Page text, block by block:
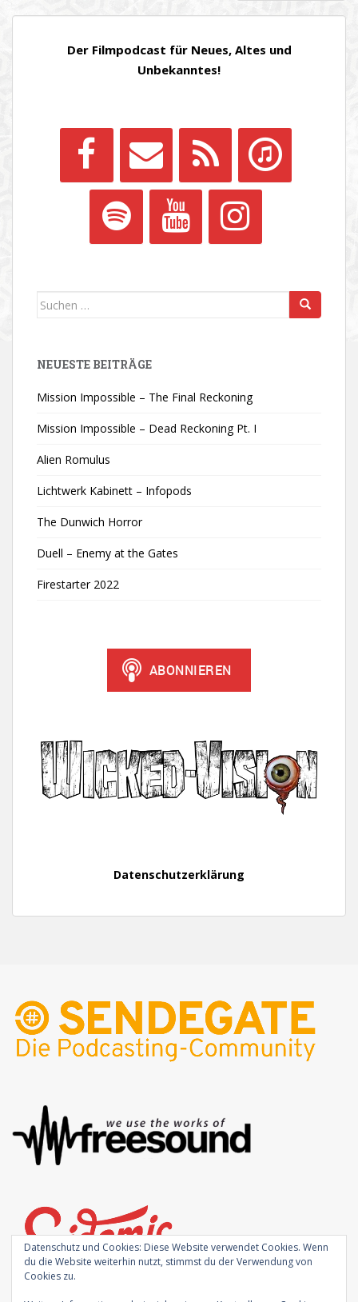
BEITRÄGE
Der Filmpodcast für Neues, Altes und
Unbekanntes!
Suchen
NEUESTE BEITRÄGE
Mission Impossible – The Final Reckoning
Mission Impossible – Dead Reckoning Pt. I
Alien Romulus
Lichtwerk Kabinett – Infopods
The Dunwich Horror
Duell – Enemy at the Gates
Firestarter 2022
Datenschutzerklärung
Datenschutz und Cookies: Diese Website verwendet Cookies. Wenn
du die Website weiterhin nutzt, stimmst du der Verwendung von
Cookies zu.